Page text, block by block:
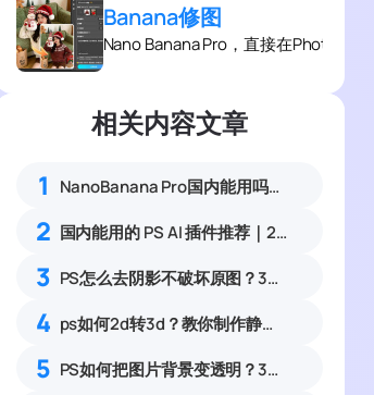
Banana修图
Nano Banana Pro，直接在
相关内容文章
1 NanoBanana Pro国内能用吗？Nano banana使用教程
2 国内能用的 PS AI 插件推荐｜2026 4款AI插件最新实测
3 PS怎么去阴影不破坏原图？3种无损去阴影实操方法
4 ps如何2d转3d？教你制作静态表情包，banana一键生成
5 PS如何把图片背景变透明？3种零基础操作简单易上手